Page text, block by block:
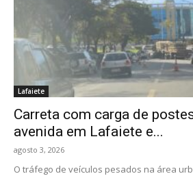
Lafaiete
Carreta com carga de
avenida em Lafaiete e...
agosto 3, 2026
O tráfego de veículos pesados na área